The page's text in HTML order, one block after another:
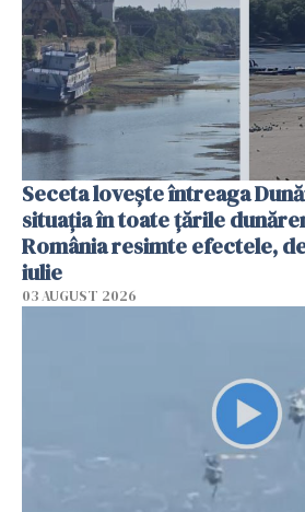
Seceta lovește întreaga
situația în toate țările
România resimte efectele,
iulie
03 AUGUST 2026